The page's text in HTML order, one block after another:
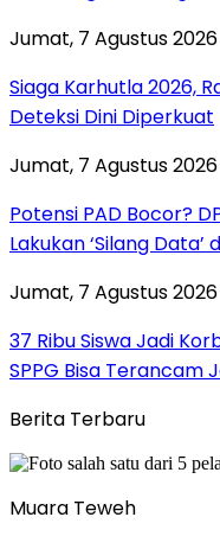
Jumat, 7 Agustus 2026
Siaga Karhutla 2026,
Deteksi Dini Diperkuat
Jumat, 7 Agustus 2026
Potensi PAD Bocor?
Lakukan ‘Silang Data’
Jumat, 7 Agustus 2026
37 Ribu Siswa Jadi
SPPG Bisa Terancam
Berita Terbaru
Muara Teweh